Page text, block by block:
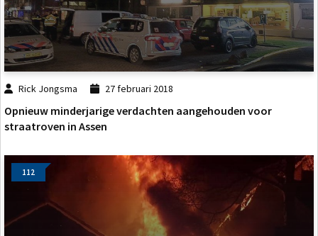
Rick Jongsma 27 februari 2018
Opnieuw minderjarige verdachten aangehouden voor
straatroven in Assen
112